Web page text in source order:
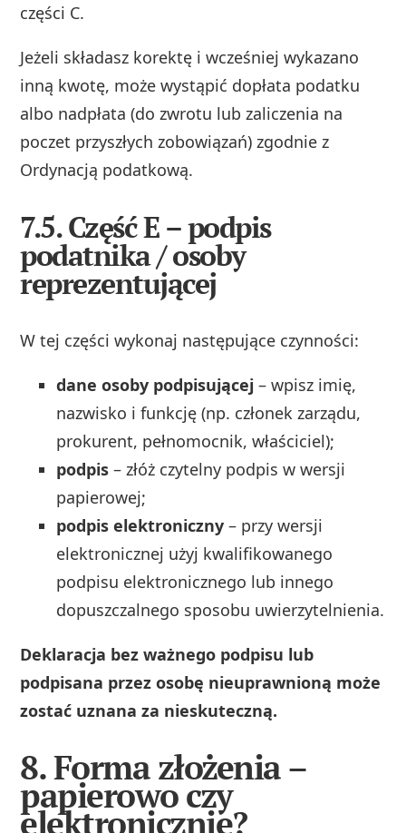
części C.
Jeżeli składasz korektę i wcześniej wykazano
inną kwotę, może wystąpić dopłata podatku
albo nadpłata (do zwrotu lub zaliczenia na
poczet przyszłych zobowiązań) zgodnie z
Ordynacją podatkową.
7.5. Część E – podpis
podatnika / osoby
reprezentującej
W tej części wykonaj następujące czynności:
dane osoby podpisującej – wpisz imię,
nazwisko i funkcję (np. członek zarządu,
prokurent, pełnomocnik, właściciel);
podpis – złóż czytelny podpis w wersji
papierowej;
podpis elektroniczny – przy wersji
elektronicznej użyj kwalifikowanego
podpisu elektronicznego lub innego
dopuszczalnego sposobu uwierzytelnienia.
Deklaracja bez ważnego podpisu lub
podpisana przez osobę nieuprawnioną może
zostać uznana za nieskuteczną.
8. Forma złożenia –
papierowo czy
elektronicznie?